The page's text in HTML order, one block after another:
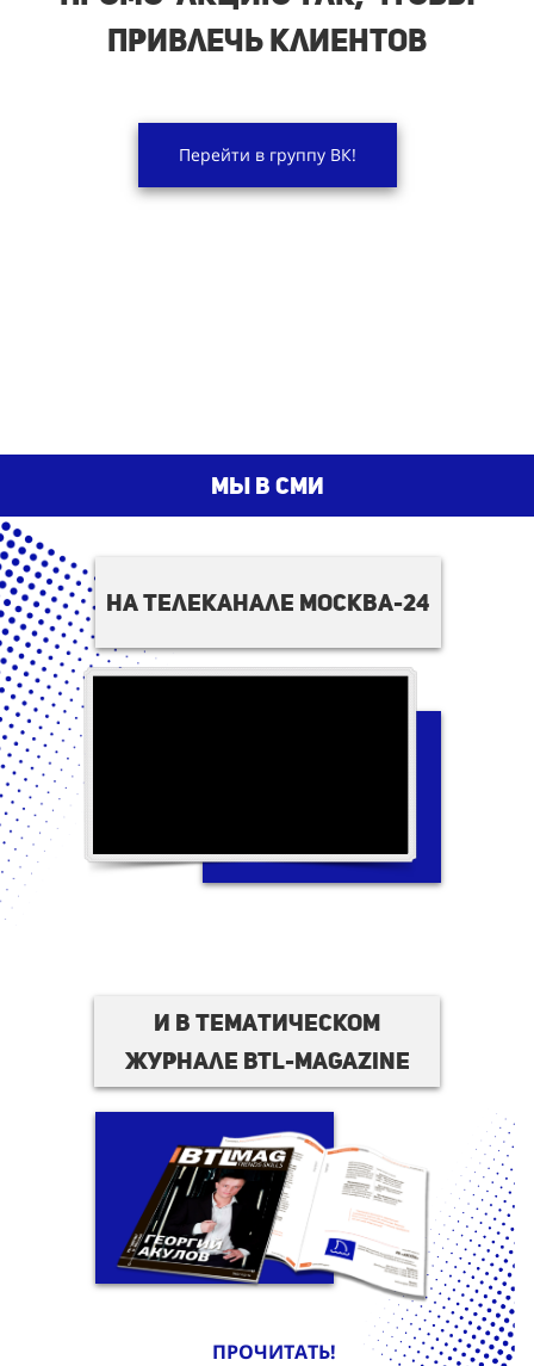
привлечь клиентов
Перейти в группу ВК!
мы в сми
ПРОЧИТАТЬ!
на телеканале москва-24
И в тематическом
журнале BTL-magazine